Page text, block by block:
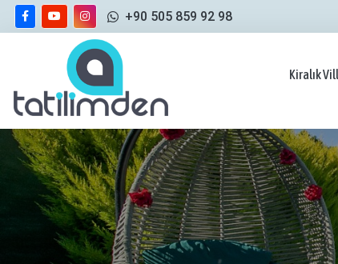
+90 505 859 92 98
Kiralık